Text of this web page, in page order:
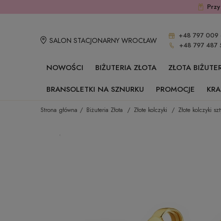
SALON STACJONARNY WROCŁAW
+48 797 009
+48 797 487
NOWOŚCI BIŻUTERIA ZŁOTA
ZŁOTA
BRANSOLETKI NA SZNURKU
PROMOCJE
Strona główna Biżuteria Złota Złote kolczyki Złote kolczyki